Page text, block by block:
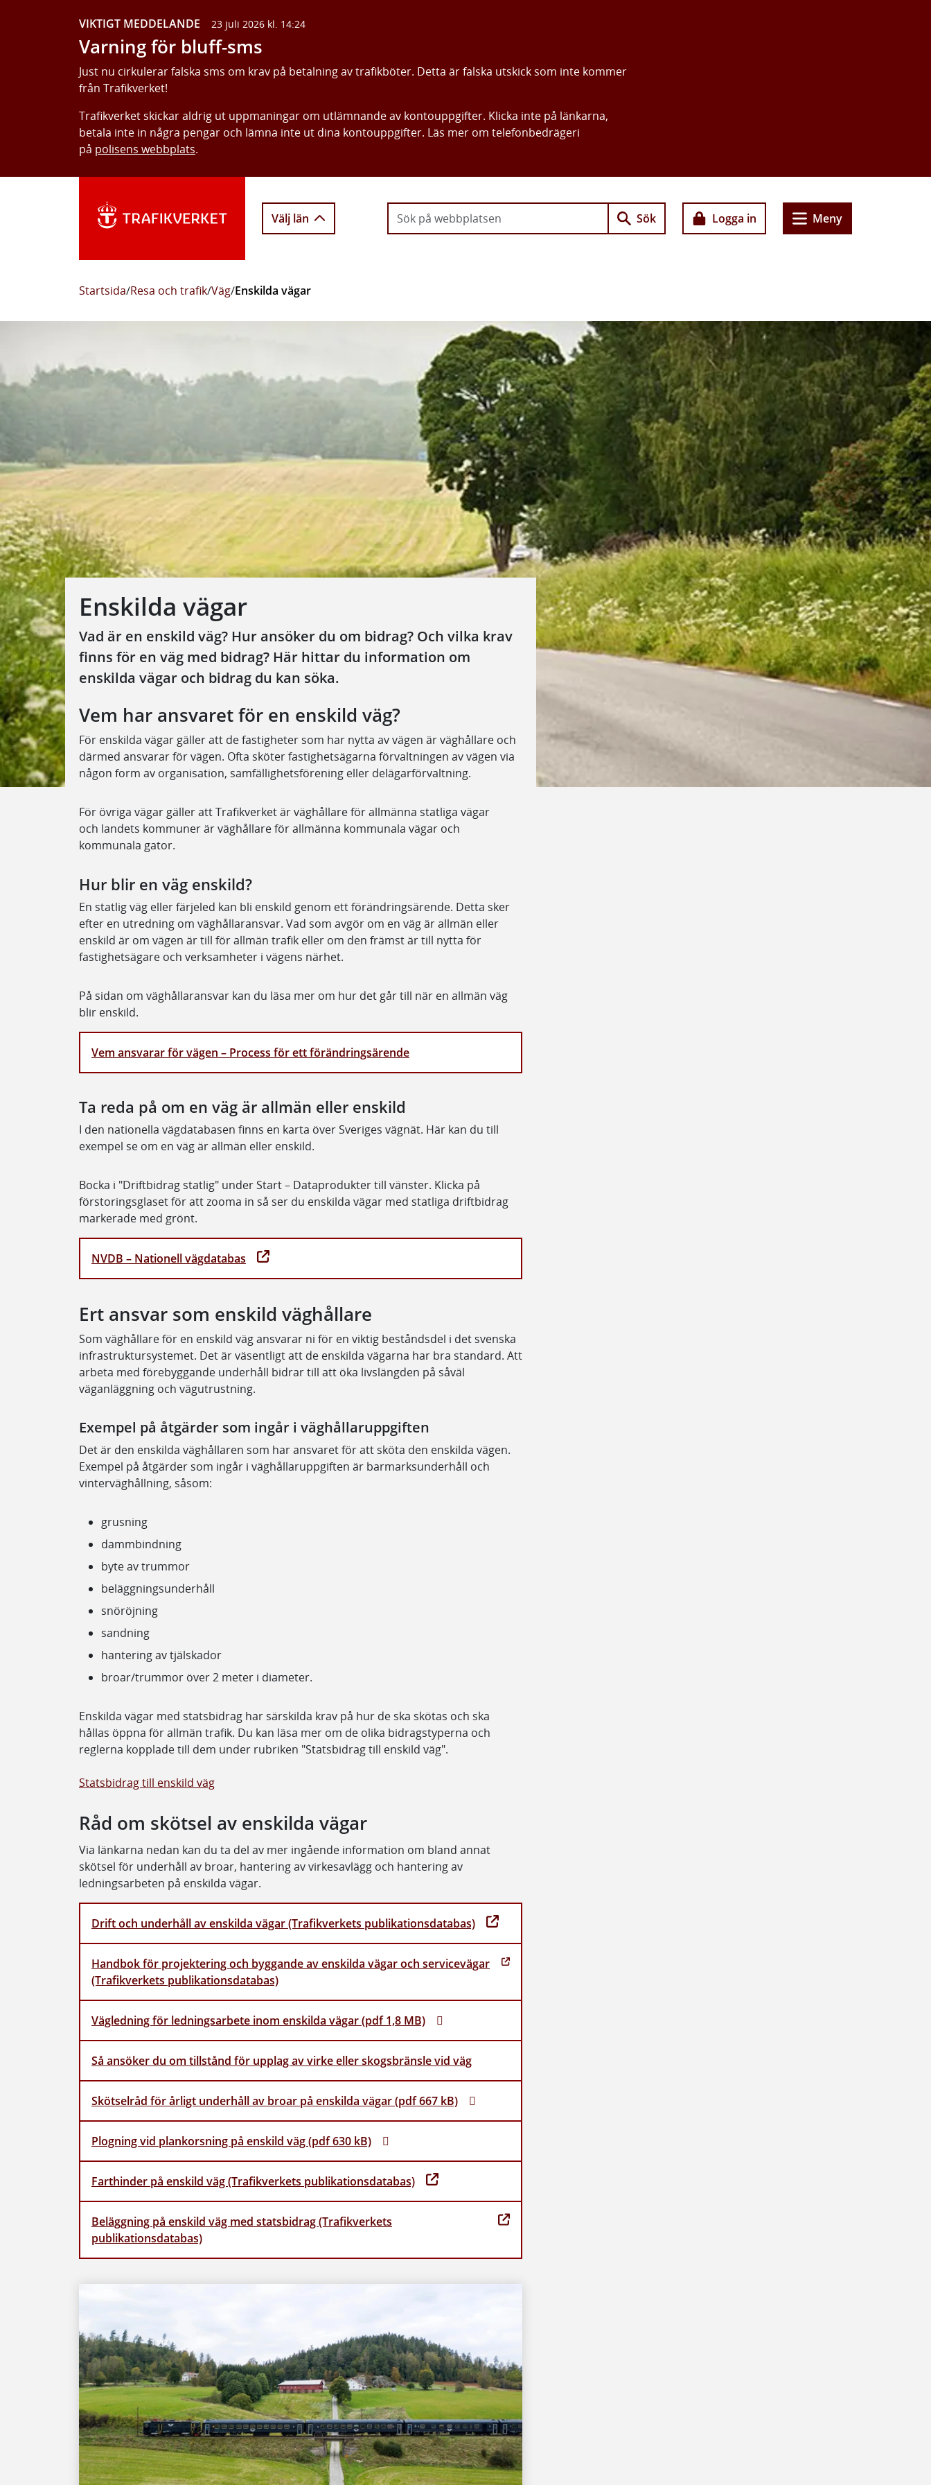
VIKTIGT MEDDELANDE 23 juli 2026 kl. 14:24
Varning för bluff-sms
Just nu cirkulerar falska sms om krav på betalning av trafikböter. Detta är falska utskick som inte kommer
från Trafikverket!
Trafikverket skickar aldrig ut uppmaningar om utlämnande av kontouppgifter. Klicka inte på länkarna,
betala inte in några pengar och lämna inte ut dina kontouppgifter. Läs mer om telefonbedrägeri
på polisens webbplats.
Välj län Sök Logga in Meny
Startsida/Resa och trafik/Väg/Enskilda vägar
Enskilda vägar
Vad är en enskild väg? Hur ansöker du om bidrag? Och vilka krav
finns för en väg med bidrag? Här hittar du information om
enskilda vägar och bidrag du kan söka.
Vem har ansvaret för en enskild väg?
För enskilda vägar gäller att de fastigheter som har nytta av vägen är väghållare och
därmed ansvarar för vägen. Ofta sköter fastighetsägarna förvaltningen av vägen via
någon form av organisation, samfällighetsförening eller delägarförvaltning.
För övriga vägar gäller att Trafikverket är väghållare för allmänna statliga vägar
och landets kommuner är väghållare för allmänna kommunala vägar och
kommunala gator.
Hur blir en väg enskild?
En statlig väg eller färjeled kan bli enskild genom ett förändringsärende. Detta sker
efter en utredning om väghållaransvar. Vad som avgör om en väg är allmän eller
enskild är om vägen är till för allmän trafik eller om den främst är till nytta för
fastighetsägare och verksamheter i vägens närhet.
På sidan om väghållaransvar kan du läsa mer om hur det går till när en allmän väg
blir enskild.
Vem ansvarar för vägen – Process för ett förändringsärende
Ta reda på om en väg är allmän eller enskild
I den nationella vägdatabasen finns en karta över Sveriges vägnät. Här kan du till
exempel se om en väg är allmän eller enskild.
Bocka i "Driftbidrag statlig" under Start – Dataprodukter till vänster. Klicka på
förstoringsglaset för att zooma in så ser du enskilda vägar med statliga driftbidrag
markerade med grönt.
NVDB – Nationell vägdatabas
Ert ansvar som enskild väghållare
Som väghållare för en enskild väg ansvarar ni för en viktig beståndsdel i det svenska
infrastruktursystemet. Det är väsentligt att de enskilda vägarna har bra standard. Att
arbeta med förebyggande underhåll bidrar till att öka livslängden på såväl
väganläggning och vägutrustning.
Exempel på åtgärder som ingår i väghållaruppgiften
Det är den enskilda väghållaren som har ansvaret för att sköta den enskilda vägen.
Exempel på åtgärder som ingår i väghållaruppgiften är barmarksunderhåll och
vinterväghållning, såsom:
grusning
dammbindning
byte av trummor
beläggningsunderhåll
snöröjning
sandning
hantering av tjälskador
broar/trummor över 2 meter i diameter.
Enskilda vägar med statsbidrag har särskilda krav på hur de ska skötas och ska
hållas öppna för allmän trafik. Du kan läsa mer om de olika bidragstyperna och
reglerna kopplade till dem under rubriken "Statsbidrag till enskild väg".
Statsbidrag till enskild väg
Råd om skötsel av enskilda vägar
Via länkarna nedan kan du ta del av mer ingående information om bland annat
skötsel för underhåll av broar, hantering av virkesavlägg och hantering av
ledningsarbeten på enskilda vägar.
Drift och underhåll av enskilda vägar (Trafikverkets publikationsdatabas)
Handbok för projektering och byggande av enskilda vägar och servicevägar
(Trafikverkets publikationsdatabas)
Vägledning för ledningsarbete inom enskilda vägar (pdf 1,8 MB)
Så ansöker du om tillstånd för upplag av virke eller skogsbränsle vid väg
Skötselråd för årligt underhåll av broar på enskilda vägar (pdf 667 kB)
Plogning vid plankorsning på enskild väg (pdf 630 kB)
Farthinder på enskild väg (Trafikverkets publikationsdatabas)
Beläggning på enskild väg med statsbidrag (Trafikverkets
publikationsdatabas)